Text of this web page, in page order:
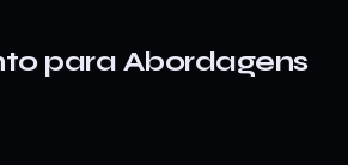
para Abordagens